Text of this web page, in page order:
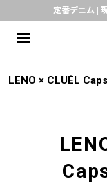
定番デニム |
熊本県で発
LENO × CLUÉL